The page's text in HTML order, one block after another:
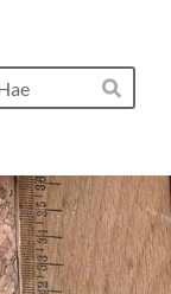
Hae